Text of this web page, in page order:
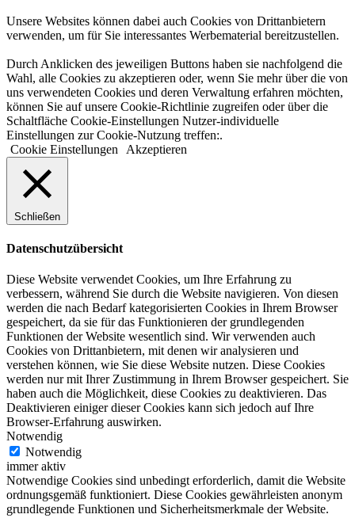
Unsere Websites können dabei auch Cookies von Drittanbietern
verwenden, um für Sie interessantes Werbematerial bereitzustellen.
Durch Anklicken des jeweiligen Buttons haben sie nachfolgend die
Wahl, alle Cookies zu akzeptieren oder, wenn Sie mehr über die von
uns verwendeten Cookies und deren Verwaltung erfahren möchten,
können Sie auf unsere Cookie-Richtlinie zugreifen oder über die
Schaltfläche Cookie-Einstellungen Nutzer-individuelle
Einstellungen zur Cookie-Nutzung treffen:.
Cookie Einstellungen
Akzeptieren
Schließen
Datenschutzübersicht
Diese Website verwendet Cookies, um Ihre Erfahrung zu
verbessern, während Sie durch die Website navigieren. Von diesen
werden die nach Bedarf kategorisierten Cookies in Ihrem Browser
gespeichert, da sie für das Funktionieren der grundlegenden
Funktionen der Website wesentlich sind. Wir verwenden auch
Cookies von Drittanbietern, mit denen wir analysieren und
verstehen können, wie Sie diese Website nutzen. Diese Cookies
werden nur mit Ihrer Zustimmung in Ihrem Browser gespeichert. Sie
haben auch die Möglichkeit, diese Cookies zu deaktivieren. Das
Deaktivieren einiger dieser Cookies kann sich jedoch auf Ihre
Browser-Erfahrung auswirken.
Notwendig
Notwendig
immer aktiv
Notwendige Cookies sind unbedingt erforderlich, damit die Website
ordnungsgemäß funktioniert. Diese Cookies gewährleisten anonym
grundlegende Funktionen und Sicherheitsmerkmale der Website.